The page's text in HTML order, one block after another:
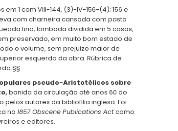
em 1 com VIII-144, (3)-IV-156-(4); 156 e
com charneira cansada com pasta
fina, lombada dividida em 5 casas,
preservado, em muito bom estado de
o volume, sem prejuizo maior de
esquerdo da obra. Rúbrica de
pseudo-Aristotélicos sobre
banida da circulação até anos 60 do
pelos autores da bibliofilia inglesa. Foi
na 1857 Obscene Publications Actcomo
e editores.